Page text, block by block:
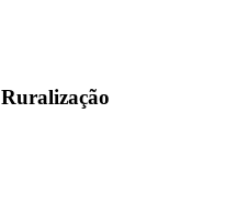
Ruralização